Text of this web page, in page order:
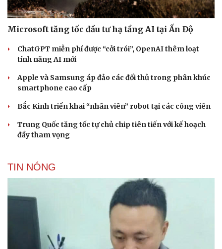
Microsoft tăng tốc đầu tư hạ tầng AI tại Ấn Độ
ChatGPT miễn phí được “cởi trói”, OpenAI thêm loạt
tính năng AI mới
Apple và Samsung áp đảo các đối thủ trong phân khúc
smartphone cao cấp
Bắc Kinh triển khai “nhân viên” robot tại các công viên
Trung Quốc tăng tốc tự chủ chip tiên tiến với kế hoạch
đầy tham vọng
TIN NÓNG